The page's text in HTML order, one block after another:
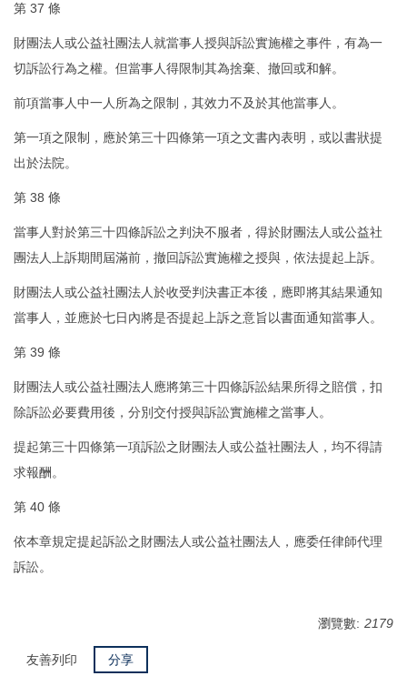
第 37 條
財團法人或公益社團法人就當事人授與訴訟實施權之事件，有為一
切訴訟行為之權。但當事人得限制其為捨棄、撤回或和解。
前項當事人中一人所為之限制，其效力不及於其他當事人。
第一項之限制，應於第三十四條第一項之文書內表明，或以書狀提
出於法院。
第 38 條
當事人對於第三十四條訴訟之判決不服者，得於財團法人或公益社
團法人上訴期間屆滿前，撤回訴訟實施權之授與，依法提起上訴。
財團法人或公益社團法人於收受判決書正本後，應即將其結果通知
當事人，並應於七日內將是否提起上訴之意旨以書面通知當事人。
第 39 條
財團法人或公益社團法人應將第三十四條訴訟結果所得之賠償，扣
除訴訟必要費用後，分別交付授與訴訟實施權之當事人。
提起第三十四條第一項訴訟之財團法人或公益社團法人，均不得請
求報酬。
第 40 條
依本章規定提起訴訟之財團法人或公益社團法人，應委任律師代理
訴訟。
瀏覽數: 2179
友善列印 分享